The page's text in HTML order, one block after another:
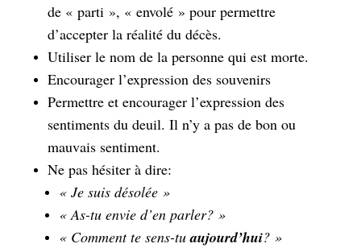
de « parti », « envolé » pour permettre
d’accepter la réalité du décès.
Utiliser le nom de la personne qui est morte.
Encourager l’expression des souvenirs
Permettre et encourager l’expression des
sentiments du deuil. Il n’y a pas de bon ou
mauvais sentiment.
Ne pas hésiter à dire:
« Je suis désolée »
« As-tu envie d’en parler? »
« Comment te sens-tuaujourd’hui? »